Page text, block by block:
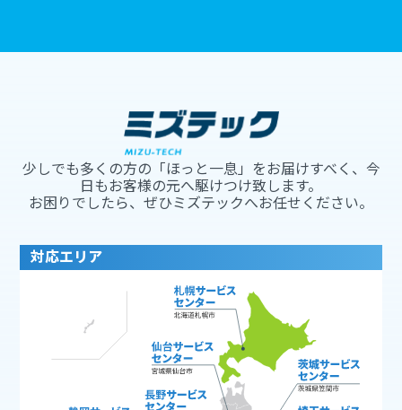
少しでも多くの方の「ほっと一息」をお届けすべく、今
日もお客様の元へ駆けつけ致します。
お困りでしたら、ぜひミズテックへお任せください。
対応エリア